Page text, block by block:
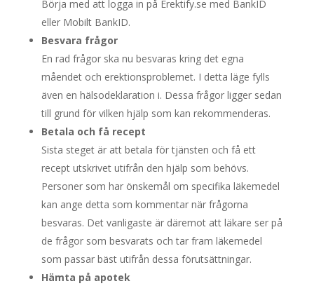
Börja med att logga in på Erektify.se med BankID
eller Mobilt BankID.
Besvara frågor
En rad frågor ska nu besvaras kring det egna
måendet och erektionsproblemet. I detta läge fylls
även en hälsodeklaration i. Dessa frågor ligger sedan
till grund för vilken hjälp som kan rekommenderas.
Betala och få recept
Sista steget är att betala för tjänsten och få ett
recept utskrivet utifrån den hjälp som behövs.
Personer som har önskemål om specifika läkemedel
kan ange detta som kommentar när frågorna
besvaras. Det vanligaste är däremot att läkare ser på
de frågor som besvarats och tar fram läkemedel
som passar bäst utifrån dessa förutsättningar.
Hämta på apotek